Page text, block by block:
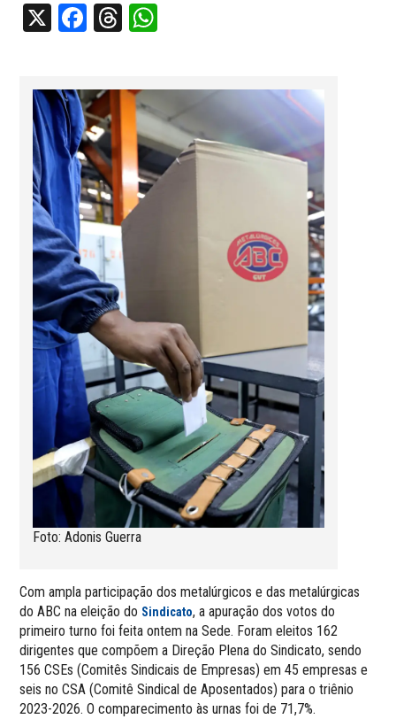
X Facebook
Threads
Foto: Adonis Guerra
Com ampla participação dos metalúrgicos e das metalúrgicas
do ABC na eleição do Sindicato, a apuração dos votos do
primeiro turno foi feita ontem na Sede. Foram eleitos 162
dirigentes que compõem a Direção Plena do Sindicato, sendo
156 CSEs (Comitês Sindicais de Empresas) em 45 empresas e
seis no CSA (Comitê Sindical de Aposentados) para o triênio
2023-2026. O comparecimento às urnas foi de 71,7%.